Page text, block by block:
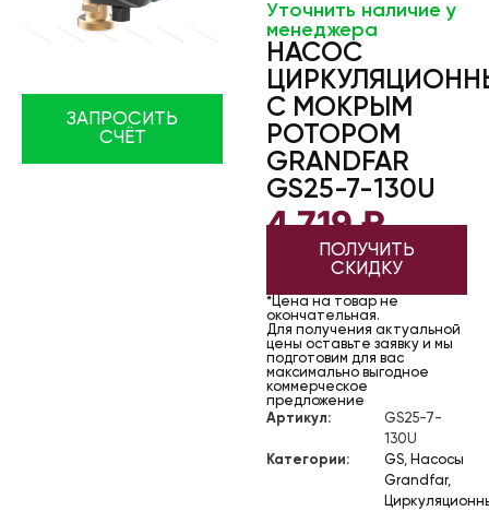
ЗАПРОСИТЬ
СЧЁТ
Уточнить наличие у
менеджера
НАСОС
С МОКРЫМ
РОТОРОМ
GRANDFAR
GS25-7-130U
4 719₽
ПОЛУЧИТЬ
СКИДКУ
*Цена на товар не
окончательная.
Для получения актуальной
цены оставьте заявку и мы
подготовим для вас
максимально выгодное
коммерческое
предложение
Артикул:
GS25-7-
130U
Категории:
GS, Насосы
Grandfar,